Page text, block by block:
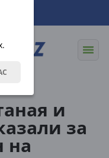
и
за
на